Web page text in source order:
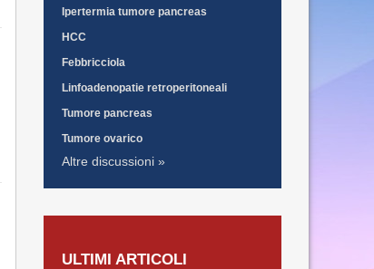
Ipertermia tumore pancreas
HCC
Febbricciola
Linfoadenopatie retroperitoneali
Tumore pancreas
Tumore ovarico
Altre discussioni »
ULTIMI ARTICOLI